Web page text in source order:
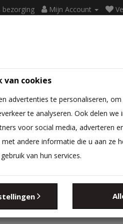
bezorging Mijn Account
Zoeken in sub-
van cookies
advertenties te personaliseren,
te analyseren. Ook delen
voor social media, adverteren
andere informatie die u aan ze
van hun services.